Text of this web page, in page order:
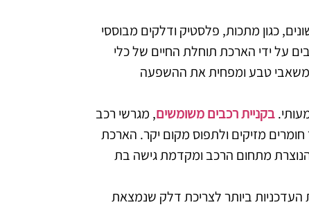
כגון מתכות, פלסטיק ודלקים מבוססי
על ידי הארכת תוחלת החיים של כלי
משאבי טבע ומפחית את ההשפעה
בקניית רכבים משומשים, מגרשי רכב
מזיקים ולתפוס מקום יקר. הארכת
מתחום הרכב ומקדמת גישה בת
העדכניות ביותר לצריכת דלק שנמצאת